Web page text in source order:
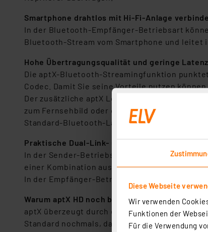
Diese Webseite
Wir verwenden
Funktionen der
Für die Verwendung
Smartphone drahtlos mit Hi-Fi-Anlage
In der Bluetooth-Empfänger-Betriebsart
Bluetooth-Stream vom Smartphone und leitet
Hohe Übertragungsqualität und geringe
Die aptX-Bluetooth-Streamingfunktion
Codec. Damit Sie seine Vorteile nutzen
Der zusätzliche aptX Low Latency Codec
zum Fernsehbild oder erhalten akustische
Standard-Bluetooth-Latenz von mehr als 150
Praktische Dual-Link- und Multipoint-Funktion
In der Sender-Betriebsart können Sie
einer Kombination aus beiden.
In der Empfänger-Betriebsart ist die
Warum aptX HD noch besser ist als aptX
aptX überzeugt durch eine hervorragende
Standard nochmals, da das Audiosignal mit